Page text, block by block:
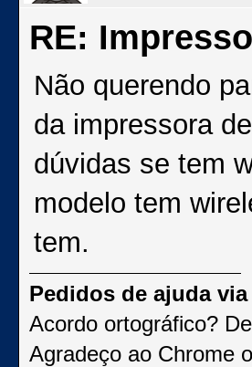
RE:
Não querendo
da impressora
dúvidas se tem
modelo tem
tem.
Pedidos de ajuda
Acordo ortográfico?
Agradeço ao Chrome